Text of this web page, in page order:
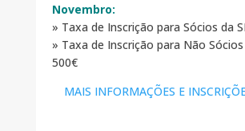
Novembro:
» Taxa de Inscrição para Sócios da
» Taxa de Inscrição para Não Sócios
500€
MAIS INFORMAÇÕES E